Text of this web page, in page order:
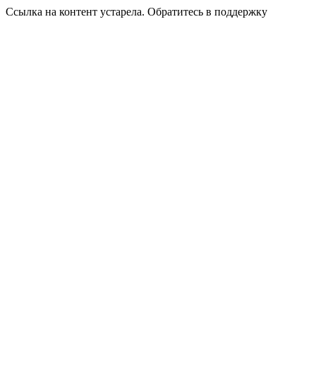
Ссылка на контент устарела. Обратитесь в поддержку